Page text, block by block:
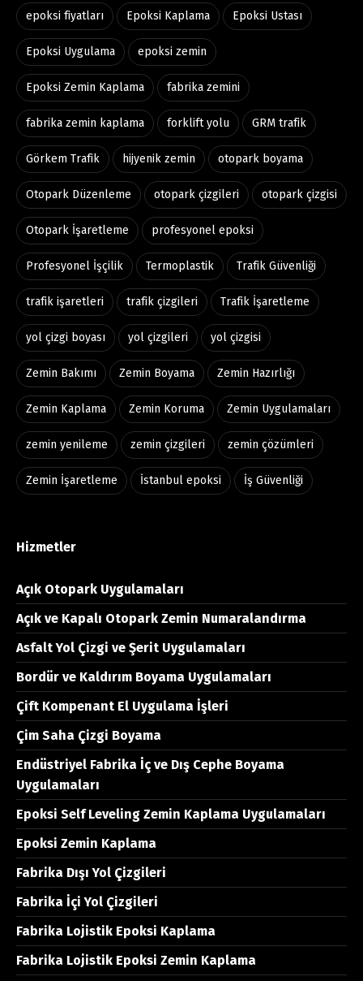
epoksi fiyatları Epoksi Kaplama Epoksi Ustası
Epoksi Uygulama epoksi zemin
Epoksi Zemin Kaplama fabrika zemini
fabrika zemin kaplama forklift yolu GRM trafik
Görkem Trafik hijyenik zemin otopark boyama
Otopark Düzenleme otopark çizgileri otopark çizgisi
Otopark İşaretleme profesyonel epoksi
Profesyonel İşçilik Termoplastik Trafik Güvenliği
trafik işaretleri trafik çizgileri Trafik İşaretleme
yol çizgi boyası yol çizgileri yol çizgisi
Zemin Bakımı Zemin Boyama Zemin Hazırlığı
Zemin Kaplama Zemin Koruma Zemin Uygulamaları
zemin yenileme zemin çizgileri zemin çözümleri
Zemin İşaretleme İstanbul epoksi İş Güvenliği
Hizmetler
Açık Otopark Uygulamaları
Açık ve Kapalı Otopark Zemin Numaralandırma
Asfalt Yol Çizgi ve Şerit Uygulamaları
Bordür ve Kaldırım Boyama Uygulamaları
Çift Kompenant El Uygulama İşleri
Çim Saha Çizgi Boyama
Endüstriyel Fabrika İç ve Dış Cephe Boyama
Uygulamaları
Epoksi Self Leveling Zemin Kaplama Uygulamaları
Epoksi Zemin Kaplama
Fabrika Dışı Yol Çizgileri
Fabrika İçi Yol Çizgileri
Fabrika Lojistik Epoksi Kaplama
Fabrika Lojistik Epoksi Zemin Kaplama